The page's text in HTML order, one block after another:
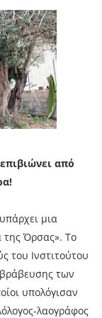
από
μια
της Όρσας». Tο
του Ινστιτούτου
των
υπολόγισαν
λαογράφος